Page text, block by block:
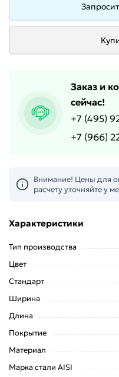
Заказ и
сейчас!
+7 (495)
+7 (966)
Внимание! Цены для
расчету уточняйте у
Характеристики
Тип производства
Цвет
Стандарт
Ширина
Длина
Покрытие
Материал
Марка стали AISI